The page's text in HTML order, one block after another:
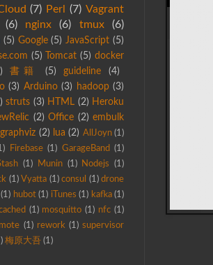
(7) Perl (7) Vagrant
(6) nginx (6) tmux (6)
(5) Google (5) JavaScript (5)
(5) Tomcat (5) docker
書籍 (5) guideline
(4)
(3) Arduino (3) hadoop (3)
struts (3) HTML (2) Heroku
(2) Office (2) embulk
graphviz (2) lua (2) AllJoyn (1)
Firebase (1) GarageBand
(1)
(1) Munin (1) Nodejs
(1)
(1) Vyatta (1) consul (1) drone
(1) hubot (1) iTunes (1) kafka (1)
(1) mosquitto (1) nfc (1)
(1) rework (1) supervisor
梅原大吾 (1)